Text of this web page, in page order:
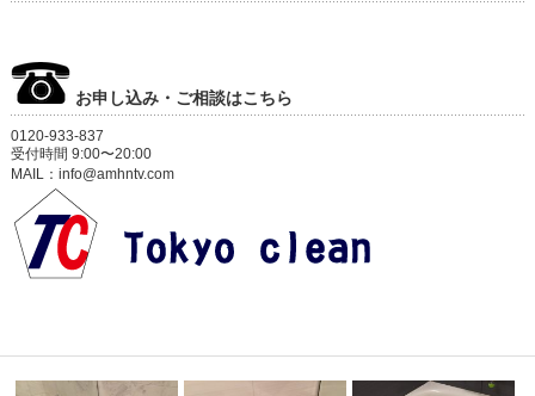
お申し込み・ご相談はこちら
0120-933-837
受付時間 9:00〜20:00
MAIL：info@amhntv.com